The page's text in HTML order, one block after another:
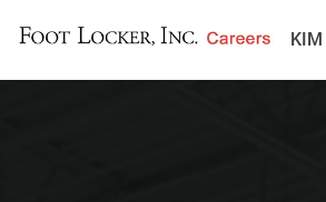
KIM